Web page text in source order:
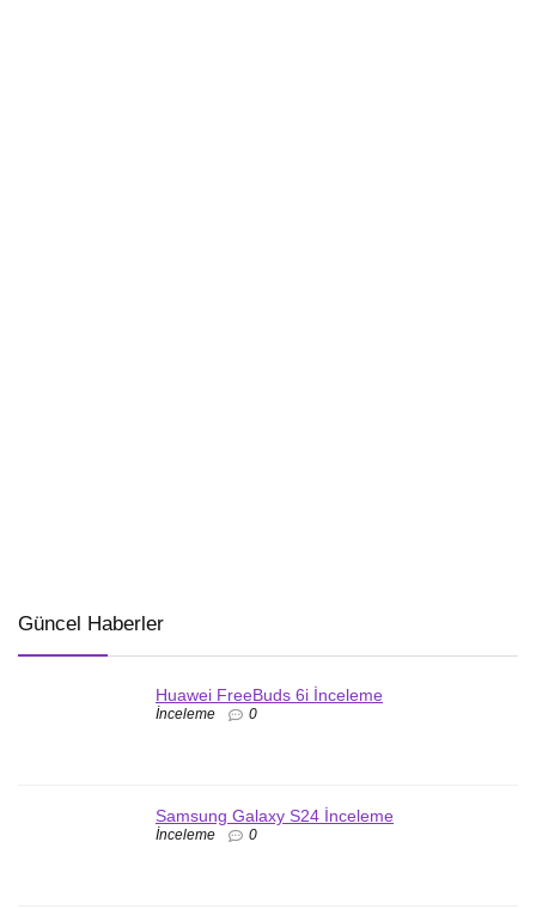
Güncel Haberler
Huawei FreeBuds 6i İnceleme
İnceleme 0
Samsung Galaxy S24 İnceleme
İnceleme 0